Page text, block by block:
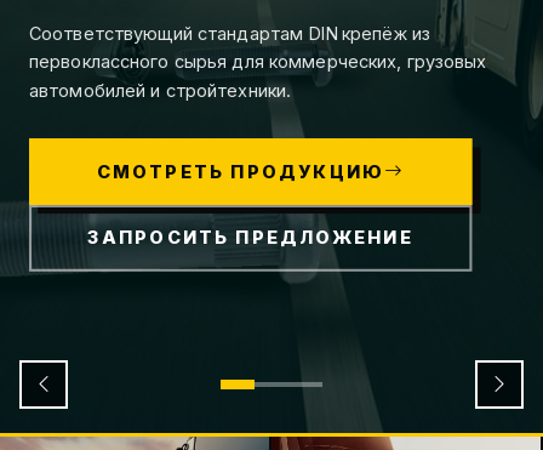
Соответствующий стандартам DIN крепёж из
первоклассного сырья для коммерческих, грузовых
автомобилей и стройтехники.
СМОТРЕТЬ ПРОДУКЦИЮ
ЗАПРОСИТЬ ПРЕДЛОЖЕНИЕ